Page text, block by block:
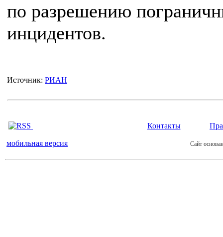
по разрешению
инцидентов.
Источник: РИАН
Контакты
мобильная версия Сайт